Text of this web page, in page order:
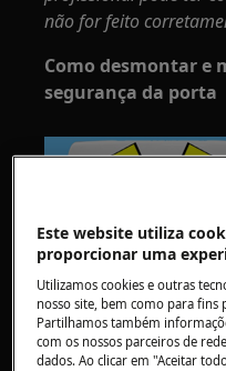
não for feito
Como desmontar e
segurança da porta
Este website utiliza
proporcionar uma
Utilizamos cookies e outras
nosso site, bem como para
Partilhamos também
com os nossos parceiros de
dados. Ao clicar em "Aceitar